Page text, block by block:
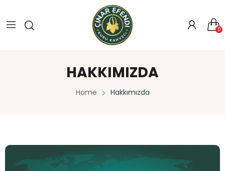
0
HAKKIMIZDA
Home Hakkımızda